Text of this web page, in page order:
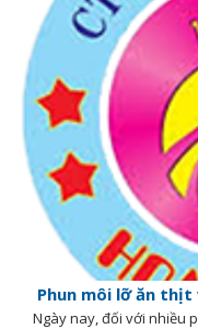
Phun môi lỡ ăn
Ngày nay, đối với nhiều